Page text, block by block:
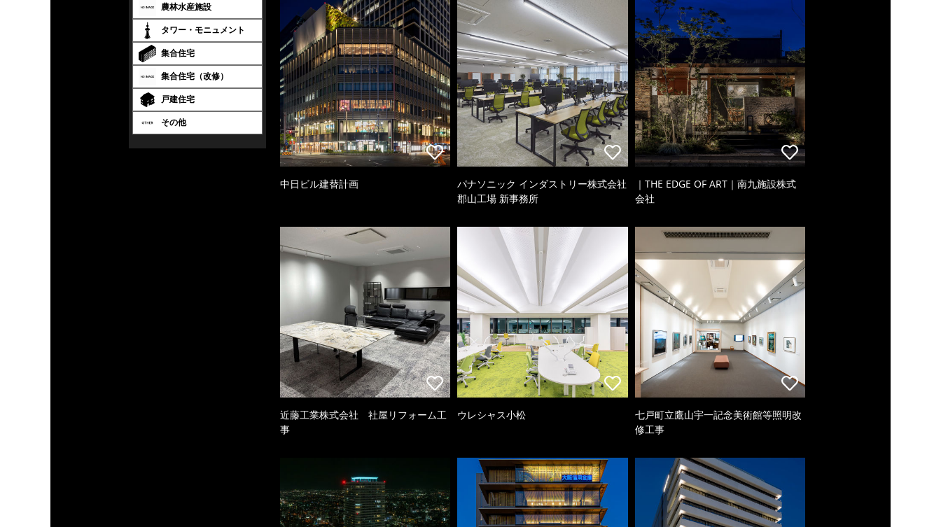
農林水産施設
タワー・モニュメント
集合住宅
集合住宅（改修）
戸建住宅
その他
中日ビル建替計画
パナソニック インダストリー株式会社
郡山工場 新事務所
｜THE EDGE OF ART｜南九施設株式
会社
近藤工業株式会社 社屋リフォーム工
事
ウレシャス小松
七戸町立鷹山宇一記念美術館等照明改
修工事